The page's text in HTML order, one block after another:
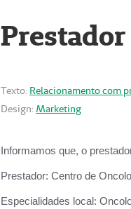
Prestador
Texto: Relacionamento com
Design: Marketing
Informamos que, o
Prestador: Centro de
Especialidades local: